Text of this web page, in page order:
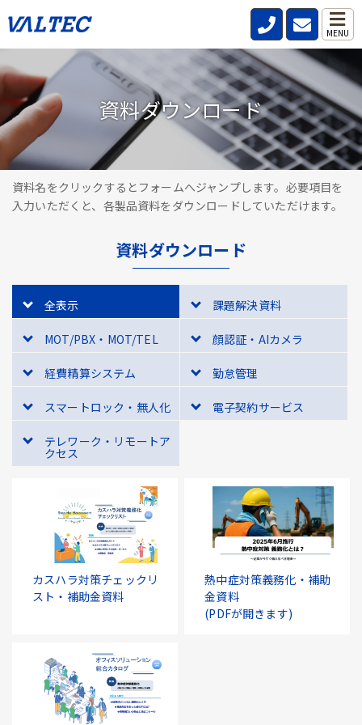
MENU
資料ダウンロード
資料名をクリックするとフォームへジャンプします。必要項目を
入力いただくと、各製品資料をダウンロードしていただけます。
資料ダウンロード
全表示 課題解決資料
MOT/PBX・MOT/TEL 顔認証・AIカメラ
経費精算システム 勤怠管理
スマートロック・無人化 電子契約サービス
テレワーク・リモートア
クセス
カスハラ対策チェックリ
スト・補助金資料
熱中症対策義務化・補助
金資料
(PDFが開きます)